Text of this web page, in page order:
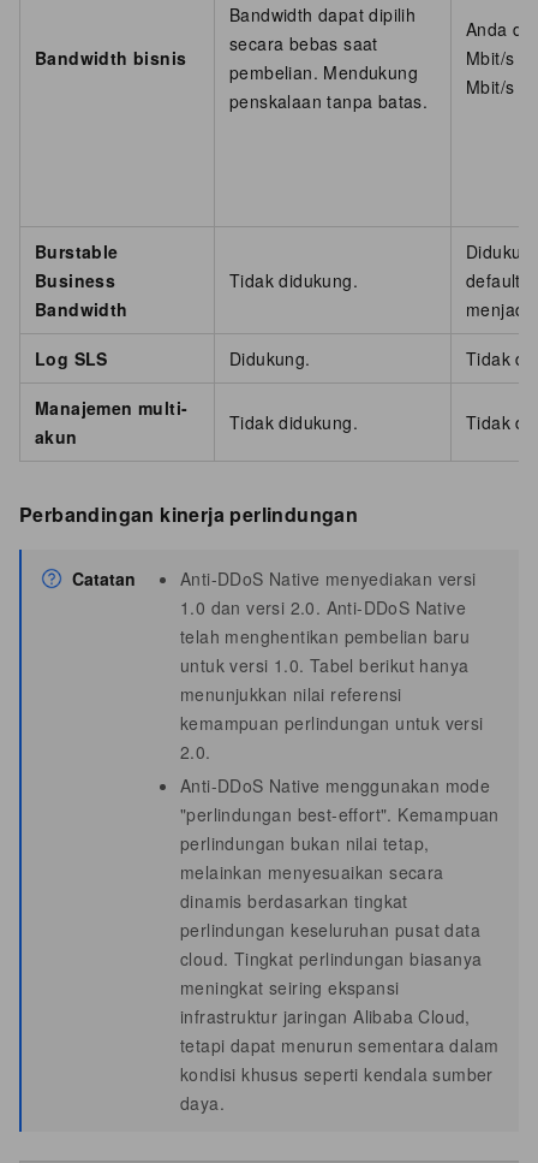
Bandwidth bisnis
Bandwidth dapat dipilih
secara bebas saat
pembelian. Mendukung
penskalaan tanpa batas.
Anda
Mbit/s
Mbit/s
Burstable
Business
Bandwidth
Tidak didukung.
default.
menjadi
Log SLS Didukung. Tidak
Manajemen multi-
akun
Tidak didukung. Tidak
Perbandingan kinerja perlindungan
Catatan
Anti-DDoS Native menyediakan versi
1.0 dan versi 2.0. Anti-DDoS Native
telah menghentikan pembelian baru
untuk versi 1.0. Tabel berikut hanya
menunjukkan nilai referensi
kemampuan perlindungan untuk versi
2.0.
Anti-DDoS Native menggunakan mode
"perlindungan best-effort". Kemampuan
perlindungan bukan nilai tetap,
melainkan menyesuaikan secara
dinamis berdasarkan tingkat
perlindungan keseluruhan pusat data
cloud. Tingkat perlindungan biasanya
meningkat seiring ekspansi
infrastruktur jaringan Alibaba Cloud,
tetapi dapat menurun sementara dalam
kondisi khusus seperti kendala sumber
daya.